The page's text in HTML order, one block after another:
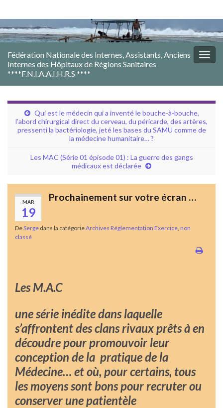
Fédération Nationale des Internes, Assistants, Anciens
Internes des Hôpitaux de Régions Sanitaires
****F.N.I.A.A.I.H.R.S ****
Qui est le médecin qui a inventé le bouche-à-bouche,
l’abord chirurgical direct du cerveau, du péricarde, des artères,
pressenti la bactériologie, jeté les bases du SAMU comme de
la médecine humanitaire… ?
Les MAC (Série 01 épisode 01) : La guerre des gangs
médicaux est déclarée
MAR
19
Prochainement sur votre écran …
DeSerge dans la catégorieArchives Réglementation Exercice non
classé
Les M.A.C
une série inédite dans laquelle
s’affrontent des clans rivaux prêts à en
découdre pour promouvoir leur
conception de la pratique de la
Médecine… et où, pour certains, tous
les moyens sont bons pour recruter ou
conserver une patientèle